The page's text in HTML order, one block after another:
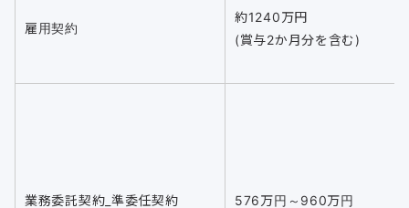
雇用契約
約1240万円
(賞与2か月分を含む)
業務委託契約_準委任契約 576万円～960万円